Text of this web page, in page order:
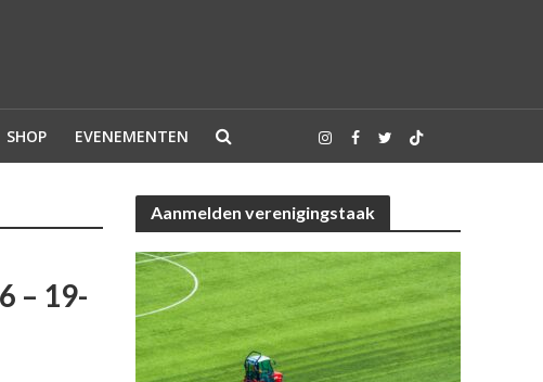
SHOP EVENEMENTEN
– 19-
Aanmelden verenigingstaak